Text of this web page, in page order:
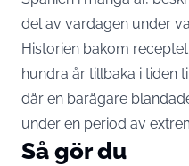
del av vardagen under
Historien bakom
hundra år tillbaka i tiden
där en barägare
under en period av
Så gör du